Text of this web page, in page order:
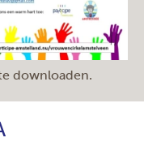
downloaden.